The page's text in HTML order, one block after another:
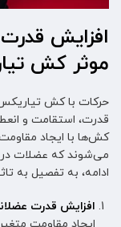
افزایش
موثر کش
حرکات با کش تیاریکس
قدرت، استقامت و
کش‌ها با ایجاد
می‌شوند که عضلات در
ادامه، به تفصیل به
افزایش قدرت